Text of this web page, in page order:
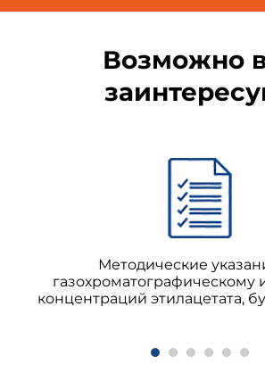
Возможно
Методические
концентраций этилацетата,